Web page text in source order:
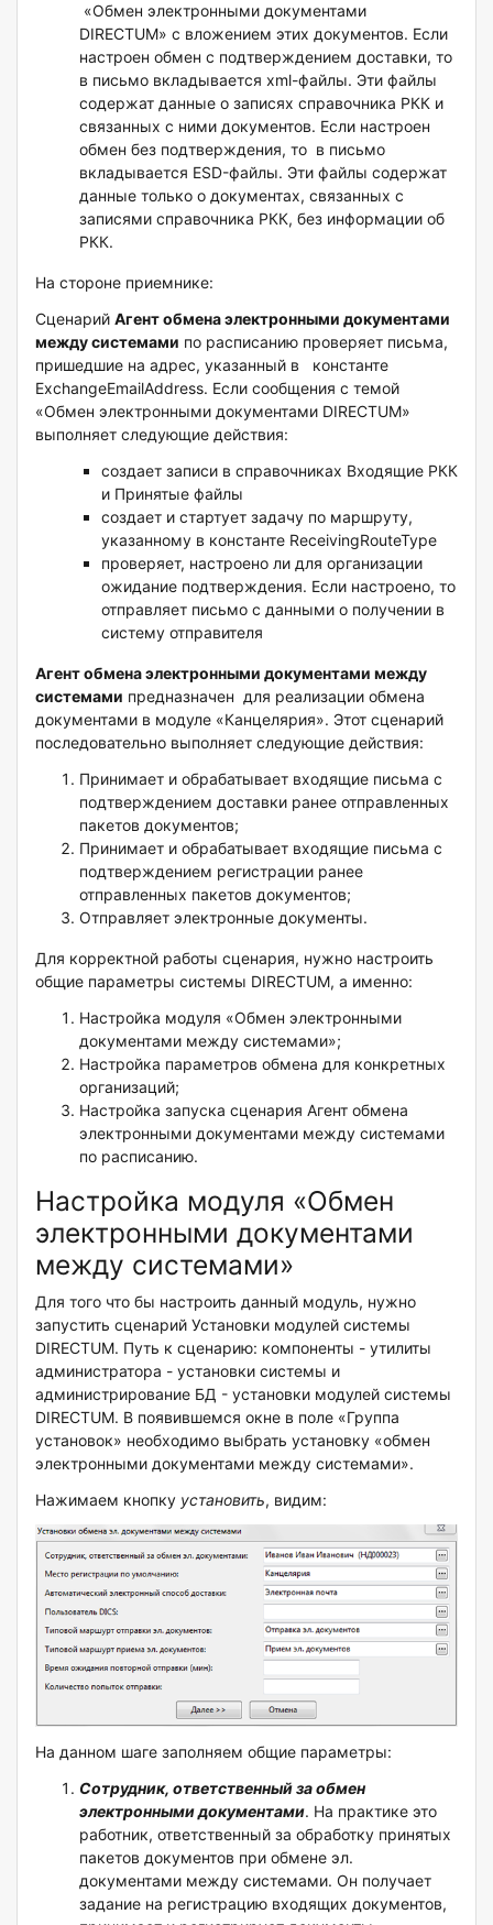
«Обмен электронными документами
DIRECTUM» с вложением этих документов. Если
настроен обмен с подтверждением доставки, то
в письмо вкладывается xml-файлы. Эти файлы
содержат данные о записях справочника РКК и
связанных с ними документов. Если настроен
обмен без подтверждения, то в письмо
вкладывается ESD-файлы. Эти файлы содержат
данные только о документах, связанных с
записями справочника РКК, без информации об
РКК.
На стороне приемнике:
Сценарий Агент обмена электронными документами
между системами по расписанию проверяет письма,
пришедшие на адрес, указанный в константе
ExchangeEmailAddress. Если сообщения с темой
«Обмен электронными документами DIRECTUM»
выполняет следующие действия:
создает записи в справочниках Входящие РКК
и Принятые файлы
создает и стартует задачу по маршруту,
указанному в константе ReceivingRouteType
проверяет, настроено ли для организации
ожидание подтверждения. Если настроено, то
отправляет письмо с данными о получении в
систему отправителя
Агент обмена электронными документами между
системами предназначен для реализации обмена
документами в модуле «Канцелярия». Этот сценарий
последовательно выполняет следующие действия:
Принимает и обрабатывает входящие письма с
подтверждением доставки ранее отправленных
пакетов документов;
Принимает и обрабатывает входящие письма с
подтверждением регистрации ранее
отправленных пакетов документов;
Отправляет электронные документы.
Для корректной работы сценария, нужно настроить
общие параметры системы DIRECTUM, а именно:
Настройка модуля «Обмен электронными
документами между системами»;
Настройка параметров обмена для конкретных
организаций;
Настройка запуска сценария Агент обмена
электронными документами между системами
по расписанию.
Настройка модуля «Обмен
электронными документами
между системами»
Для того что бы настроить данный модуль, нужно
запустить сценарий Установки модулей системы
DIRECTUM. Путь к сценарию: компоненты - утилиты
администратора - установки системы и
администрирование БД - установки модулей системы
DIRECTUM. В появившемся окне в поле «Группа
установок» необходимо выбрать установку «обмен
электронными документами между системами».
Нажимаем кнопку установить, видим:
На данном шаге заполняем общие параметры:
Сотрудник, ответственный за обмен
электронными документами. На практике это
работник, ответственный за обработку принятых
пакетов документов при обмене эл.
документами между системами. Он получает
задание на регистрацию входящих документов,